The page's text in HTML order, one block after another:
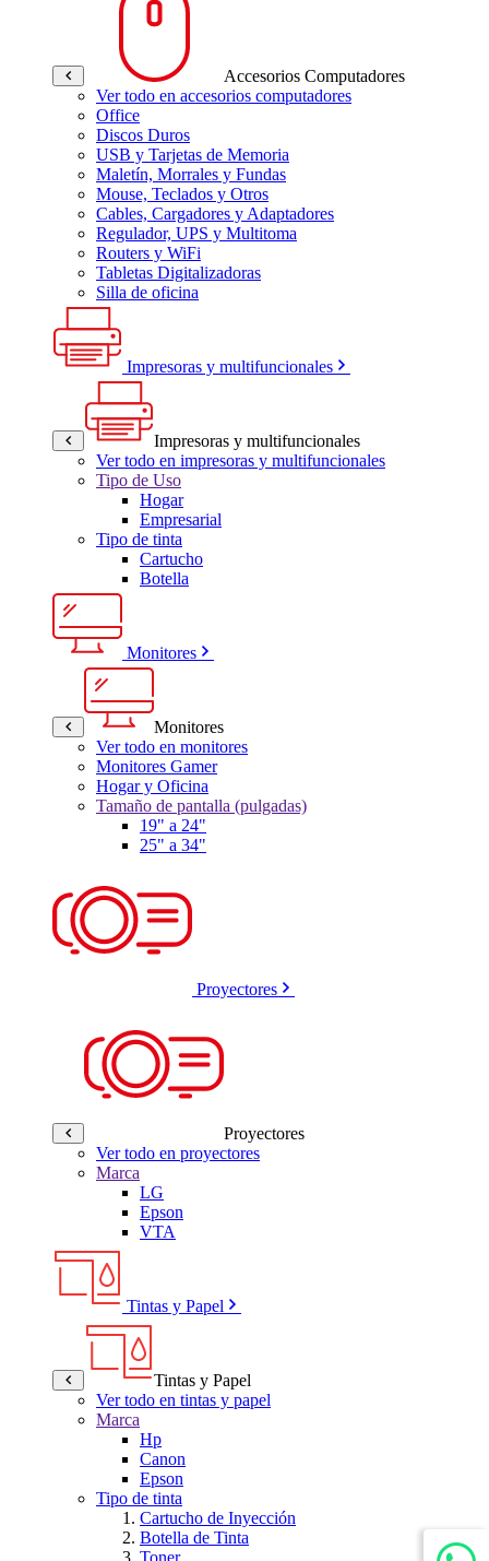
Accesorios Computadores
Ver todo en accesorios computadores
Office
Discos Duros
USB y Tarjetas de Memoria
Maletín, Morrales y Fundas
Mouse, Teclados y Otros
Cables, Cargadores y Adaptadores
Regulador, UPS y Multitoma
Routers y WiFi
Tabletas Digitalizadoras
Silla de oficina
Impresoras y multifuncionales
Impresoras y multifuncionales
Ver todo en impresoras y multifuncionales
Tipo de Uso
Hogar
Empresarial
Tipo de tinta
Cartucho
Botella
Monitores
Monitores
Ver todo en monitores
Monitores Gamer
Hogar y Oficina
Tamaño de pantalla (pulgadas)
19" a 24"
25" a 34"
Proyectores
Proyectores
Ver todo en proyectores
Marca
LG
Epson
VTA
Tintas y Papel
Tintas y Papel
Ver todo en tintas y papel
Marca
Hp
Canon
Epson
Tipo de tinta
Cartucho de Inyección
Botella de Tinta
Toner